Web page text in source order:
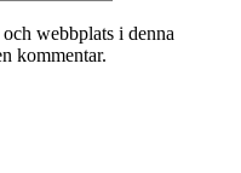
webbplats i denna
kommentar.